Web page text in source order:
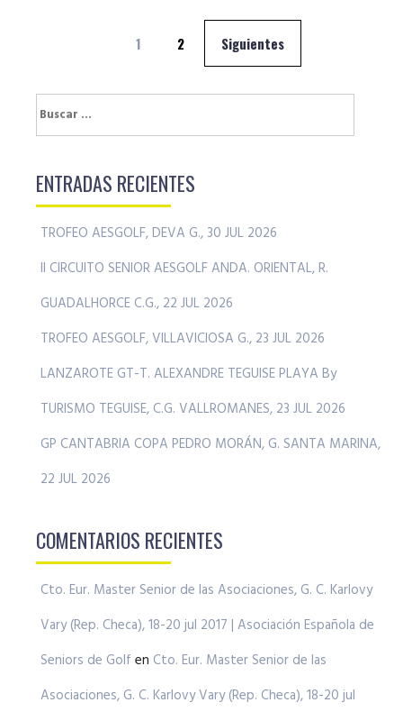
Navegación
entradas
1 2 Siguientes
Buscar:
ENTRADAS RECIENTES
TROFEO AESGOLF, DEVA G., 30 JUL 2026
II CIRCUITO SENIOR AESGOLF ANDA. ORIENTAL, R.
GUADALHORCE C.G., 22 JUL 2026
TROFEO AESGOLF, VILLAVICIOSA G., 23 JUL 2026
LANZAROTE GT-T. ALEXANDRE TEGUISE PLAYA By
TURISMO TEGUISE, C.G. VALLROMANES, 23 JUL 2026
GP CANTABRIA COPA PEDRO MORÁN, G. SANTA MARINA,
22 JUL 2026
COMENTARIOS RECIENTES
Cto. Eur. Master Senior de las Asociaciones, G. C. Karlovy
Vary (Rep. Checa), 18-20 jul 2017 | Asociación Española de
Seniors de Golf en Cto. Eur. Master Senior de las
Asociaciones, G. C. Karlovy Vary (Rep. Checa), 18-20 jul